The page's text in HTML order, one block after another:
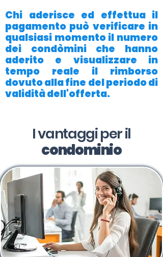
Chi aderisce ed effettua il
pagamento può verificare in
qualsiasi momento il numero
dei condòmini che hanno
aderito e visualizzare in
tempo reale il rimborso
dovuto alla fine del periodo di
validità dell'offerta.
I vantaggi per il
condominio